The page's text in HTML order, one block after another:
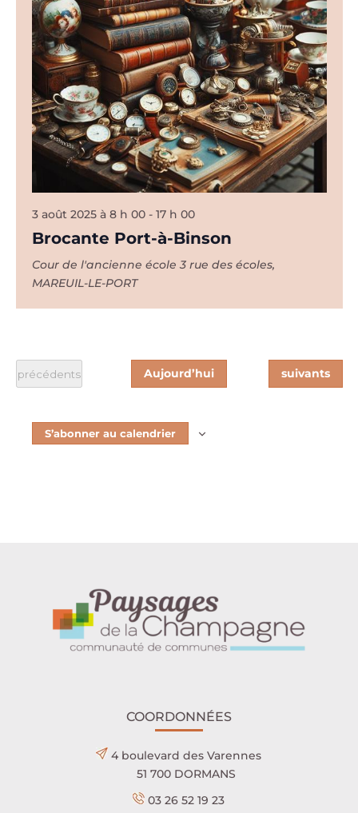
Brocante Port-à-Binson
3 août 2025 à 8 h 00- 17 h 00
Cour de l'ancienne école 3 rue des écoles,
MAREUIL-LE-PORT
Évènements
précédents Aujourd’hui Évènements
suivants
S’abonner au calendrier
COORDONNÉES
4 boulevard des Varennes
51 700 DORMANS
03 26 52 19 23